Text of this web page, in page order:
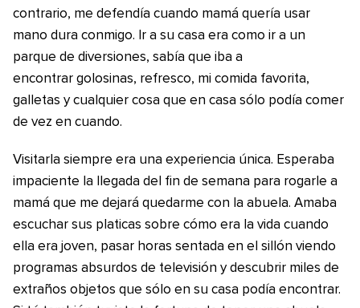
contrario, me defendía cuando mamá quería usar
mano dura conmigo. Ir a su casa era como ir a un
parque de diversiones, sabía que iba a
encontrar golosinas, refresco, mi comida favorita,
galletas y cualquier cosa que en casa sólo podía comer
de vez en cuando.
Visitarla siempre era una experiencia única. Esperaba
impaciente la llegada del fin de semana para rogarle a
mamá que me dejará quedarme con la abuela. Amaba
escuchar sus platicas sobre cómo era la vida cuando
ella era joven, pasar horas sentada en el sillón viendo
programas absurdos de televisión y descubrir miles de
extraños objetos que sólo en su casa podía encontrar.